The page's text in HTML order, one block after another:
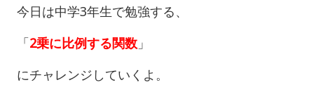
今日は中学3年生で勉強する、
「2乗に比例する関数 」
にチャレンジしていくよ。